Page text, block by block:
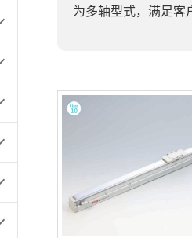
为多轴型式，满足客